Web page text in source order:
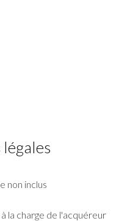
non inclus
la charge de l'acquéreur